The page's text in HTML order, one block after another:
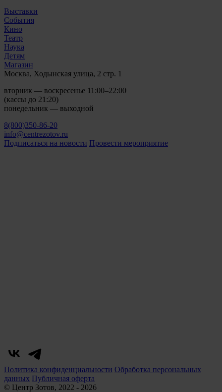
Выставки
События
Кино
Театр
Наука
Детям
Магазин
Москва, Ходынская улица, 2 стр. 1
вторник — воскресенье 11:00–22:00
(кассы до 21:20)
понедельник — выходной
8(800)350-86-20
info@centrezotov.ru
Подписаться на новости Провести мероприятие
Политика конфиденциальности Обработка персональных
данных Публичная оферта
© Центр Зотов, 2022 - 2026